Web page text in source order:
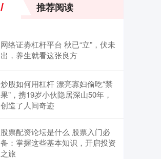
推荐阅读
网络证劵杠杆平台 秋已“立”，伏未
出，养生就看这张良方
炒股如何用杠杆 漂亮寡妇偷吃“禁
果”，携19岁小伙隐居深山50年，
创造了人间奇迹
股票配资论坛是什么 股票入门必
备：掌握这些基本知识，开启投资
之旅